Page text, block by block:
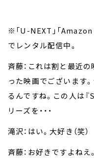
※「U-NEXT」「
でレンタル配信中。
斉藤：これは割と最近
った映画でございます
るんですね。この人は『
リーズを・・・
滝沢：はい。大好き（笑）
斉藤：お好きですよねえ。